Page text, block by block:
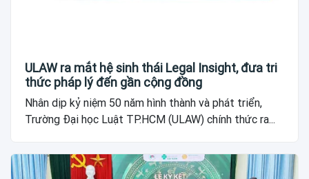
ULAW ra mắt hệ sinh thái Legal Insight, đưa tri
thức pháp lý đến gần cộng đồng
Nhân dịp kỷ niệm 50 năm hình thành và phát triển,
Trường Đại học Luật TP.HCM (ULAW) chính thức ra...